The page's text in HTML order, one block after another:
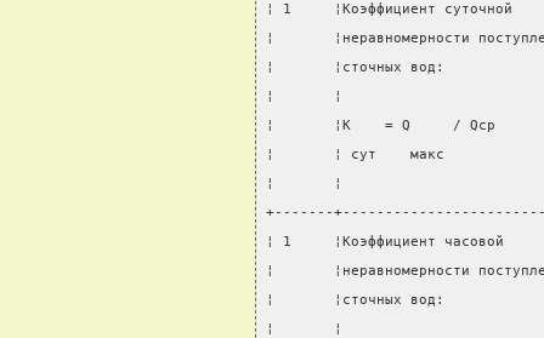
¦ 1     ¦Коэффициент
¦       ¦неравномерности
¦       ¦сточных вод:
¦       ¦
¦       ¦K    = Q     / Qср
¦       ¦ сут    макс
¦       ¦
+-------
¦ 1     ¦Коэффициент
¦       ¦неравномерности
¦       ¦сточных вод:
¦       ¦